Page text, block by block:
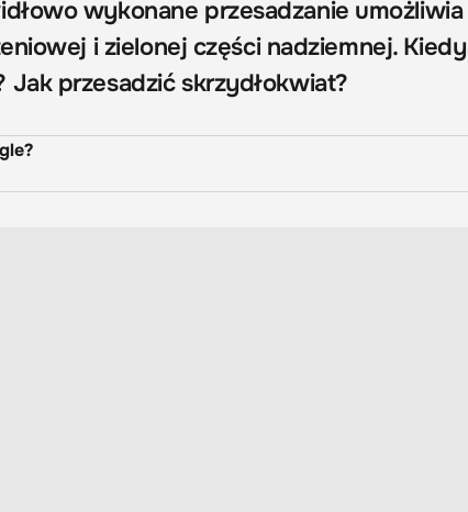
wykonane przesadzanie umożliwia
i zielonej części nadziemnej. Kiedy
Jak przesadzić skrzydłokwiat?